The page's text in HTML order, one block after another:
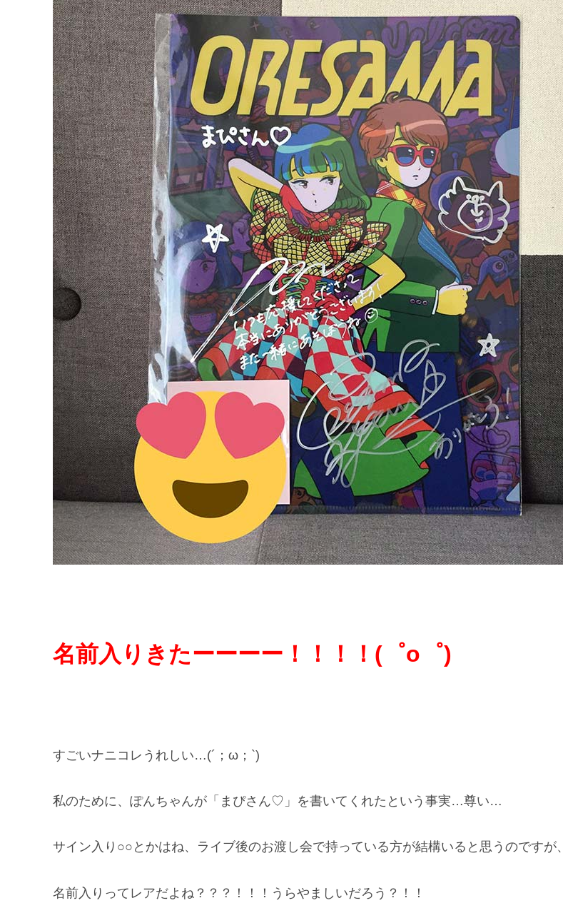
名前入りきたーーーー！！！！(゜o゜)
すごいナニコレうれしい…(´；ω；`)
私のために、ぽんちゃんが「まぴさん♡」を書いてくれたという事実…尊い…
サイン入り○○とかはね、ライブ後のお渡し会で持っている方が結構いると思うのですが、
名前入りってレアだよね？？？！！！うらやましいだろう？！！